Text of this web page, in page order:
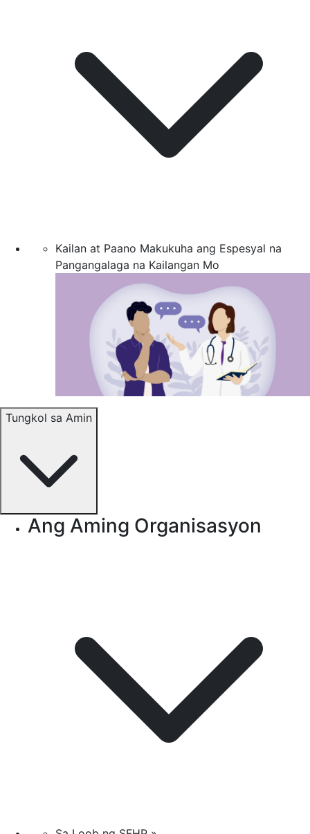
Kailan at Paano Makukuha ang Espesyal na
Pangangalaga na Kailangan Mo
Tungkol sa Amin
Ang Aming Organisasyon